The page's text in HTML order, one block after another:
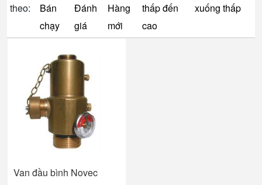
theo:
Bán
chạy
Đánh
giá
Hàng
mới
thấp đến
cao
xuống thấp
Van đầu bình Novec